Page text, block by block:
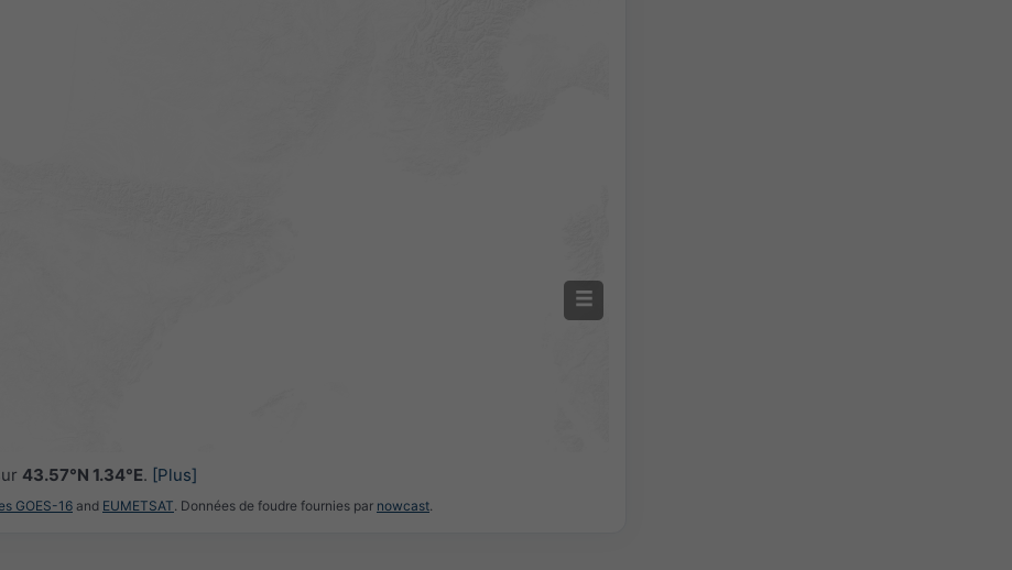
43.57°N 1.34°E. [Plus]
GOES-16 and EUMETSAT. Données de foudre fournies par nowcast.